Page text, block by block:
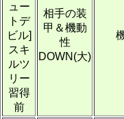
ュー
トデ
ビル]
スキ
ルツ
リー
習得
前
相手の装
甲＆機動
性
DOWN(大)